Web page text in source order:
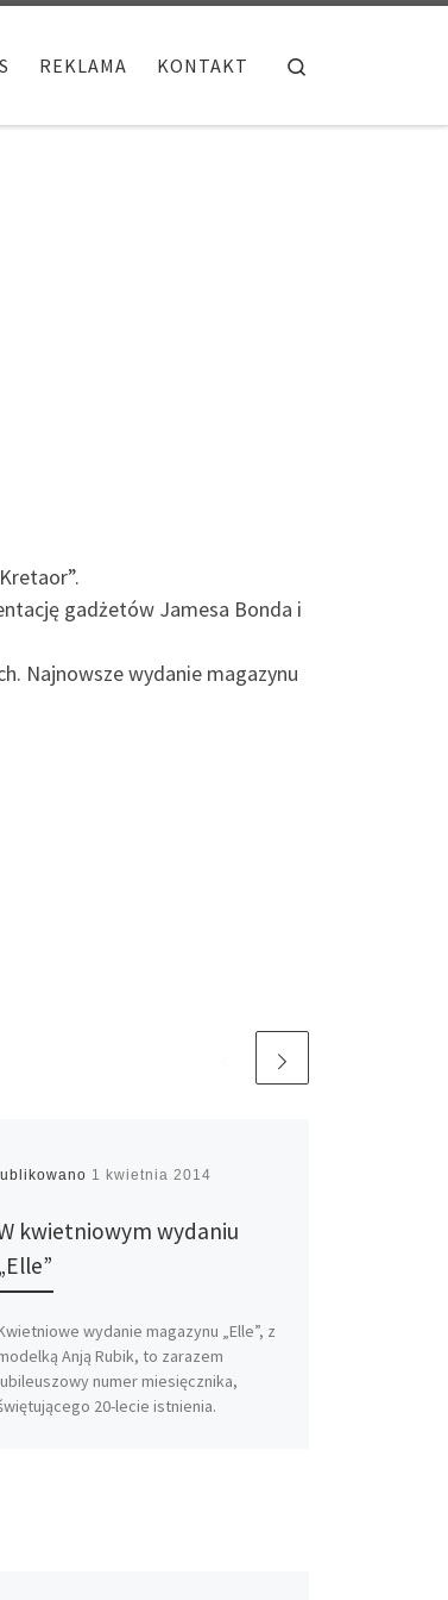
REKLAMA KONTAKT
gadżetów Jamesa Bonda i
Najnowsze wydanie magazynu
1 kwietnia 2014
kwietniowym wydaniu
„Elle”
wydanie magazynu „Elle”, z
Anją Rubik, to zarazem
numer miesięcznika,
20-lecie istnienia.